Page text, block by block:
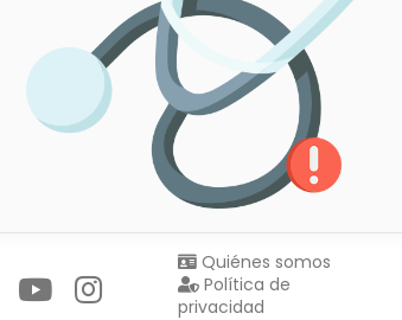
Quiénes somos
Política de
privacidad